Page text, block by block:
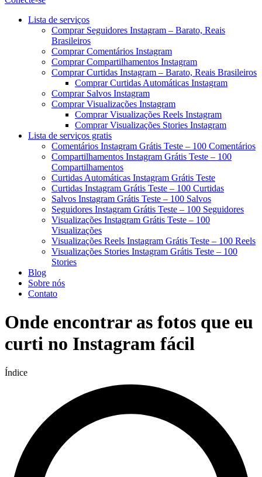
Menu
Lista de serviços
Comprar Seguidores Instagram – Barato, Reais
Brasileiros
Comprar Comentários Instagram
Comprar Compartilhamentos Instagram
Comprar Curtidas Instagram – Barato, Reais Brasileiros
Comprar Curtidas Automáticas Instagram
Comprar Salvos Instagram
Comprar Visualizações Instagram
Comprar Visualizações Reels Instagram
Comprar Visualizações Stories Instagram
Lista de serviços gratis
Comentários Instagram Grátis Teste – 100 Comentários
Compartilhamentos Instagram Grátis Teste – 100
Compartilhamentos
Curtidas Automáticas Instagram Grátis Teste
Curtidas Instagram Grátis Teste – 100 Curtidas
Salvos Instagram Grátis Teste – 100 Salvos
Seguidores Instagram Grátis Teste – 100 Seguidores
Visualizações Instagram Grátis Teste – 100
Visualizações
Visualizações Reels Instagram Grátis Teste – 100 Reels
Visualizações Stories Instagram Grátis Teste – 100
Stories
Blog
Sobre nós
Contato
Onde encontrar as fotos que eu
curti no Instagram fácil
Índice